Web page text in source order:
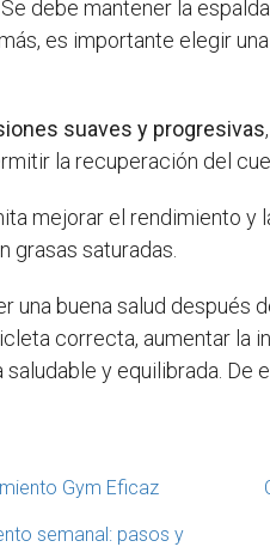
. Se debe mantener la
es importante elegir una
suaves y progresivas
la recuperación del
mejorar el rendimiento y
grasas saturadas.
buena salud después
correcta, aumentar la
y equilibrada. De
Gym Eficaz
semanal: pasos y